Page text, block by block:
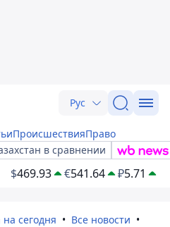
Рус
ПроисшествияПраво
в сравнении
$469.93 €541.64 ₽5.71
сегодня
Все новости